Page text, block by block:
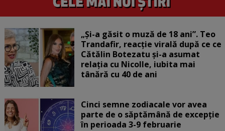
„Și-a găsit o muză de 18 ani”. Teo
Trandafir, reacție virală după ce ce
Cătălin Botezatu și-a asumat
relația cu Nicolle, iubita mai
tânără cu 40 de ani
Cinci semne zodiacale vor avea
parte de o săptămână de excepție
în perioada 3-9 februarie